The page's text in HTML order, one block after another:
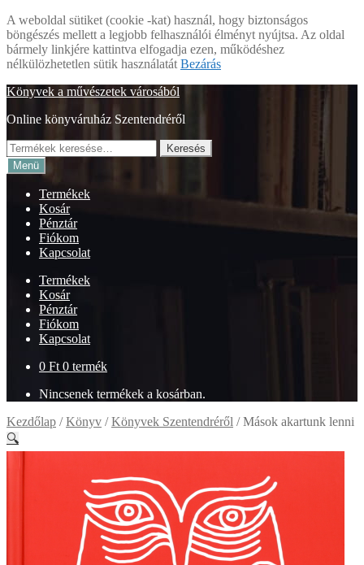
A weboldal sütiket (cookie -kat) használ, hogy biztonságos
böngészés mellett a legjobb felhasználói élményt nyújtsa. Az oldal
bármely linkjére kattintva elfogadja ezen, működéshez
nélkülözhetetlen sütik használatát Bezárás
Ugrás
navigációhoz
Kilépés
tartalomba
Könyvek a művészetek városából
Online könyváruház Szentendréről
Keresés
a
következőre:
Keresés
Menü
Termékek
Kosár
Pénztár
Fiókom
Kapcsolat
Termékek
Kosár
Pénztár
Fiókom
Kapcsolat
0 Ft 0 termék
Nincsenek termékek a kosárban.
Kezdőlap /Könyv /Könyvek Szentendréről /Mások akartunk lenni
🔍